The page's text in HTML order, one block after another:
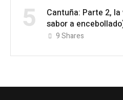
5
Cantuña: Parte 2,
sabor a
9Shares